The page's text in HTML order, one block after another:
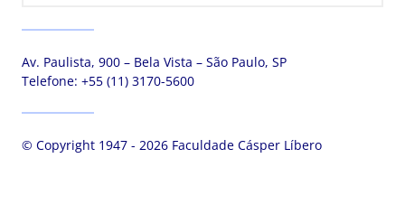
Av. Paulista, 900 – Bela Vista – São Paulo, SP
Telefone: +55 (11) 3170-5600
© Copyright 1947 - 2026 Faculdade Cásper Líbero